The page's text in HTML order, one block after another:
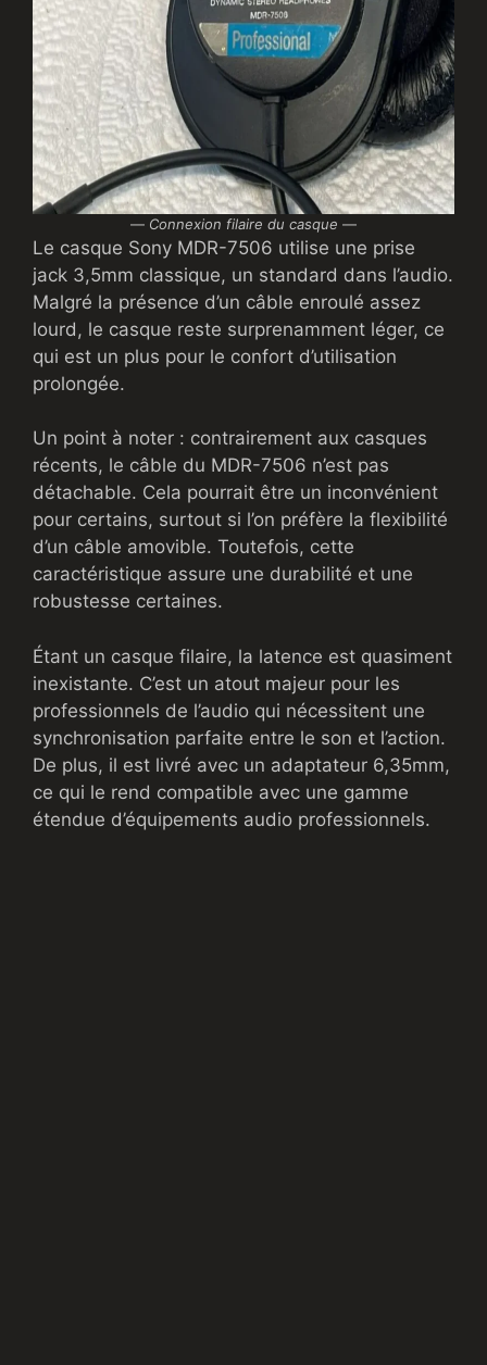
— Connexion filaire du casque —
Le casque Sony MDR-7506 utilise une prise
jack 3,5mm classique, un standard dans l’audio.
Malgré la présence d’un câble enroulé assez
lourd, le casque reste surprenamment léger, ce
qui est un plus pour le confort d’utilisation
prolongée.
Un point à noter : contrairement aux casques
récents, le câble du MDR-7506 n’est pas
détachable. Cela pourrait être un inconvénient
pour certains, surtout si l’on préfère la flexibilité
d’un câble amovible. Toutefois, cette
caractéristique assure une durabilité et une
robustesse certaines.
Étant un casque filaire, la latence est quasiment
inexistante. C’est un atout majeur pour les
professionnels de l’audio qui nécessitent une
synchronisation parfaite entre le son et l’action.
De plus, il est livré avec un adaptateur 6,35mm,
ce qui le rend compatible avec une gamme
étendue d’équipements audio professionnels.